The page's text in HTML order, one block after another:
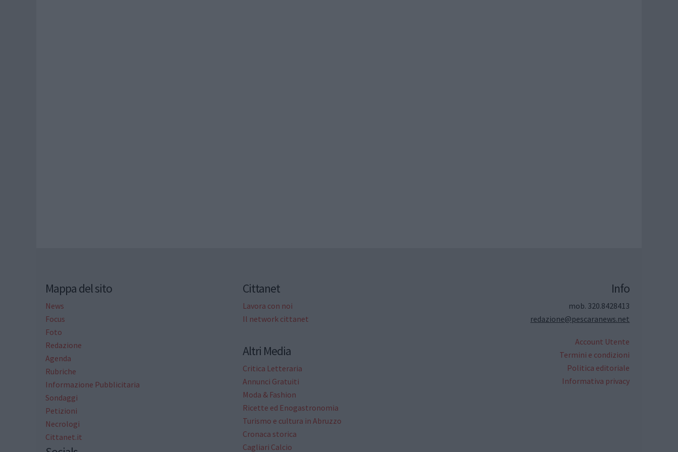
Mappa del sito
News
Focus
Foto
Redazione
Agenda
Rubriche
Informazione Pubblicitaria
Sondaggi
Petizioni
Necrologi
Cittanet.it
Cittanet
Lavora con noi
Il network cittanet
Altri Media
Critica Letteraria
Annunci Gratuiti
Moda & Fashion
Ricette ed Enogastronomia
Turismo e cultura in Abruzzo
Cronaca storica
Cagliari Calcio
Info
mob. 320.8428413
redazione@pescaranews.net
Account Utente
Termini e condizioni
Politica editoriale
Informativa privacy